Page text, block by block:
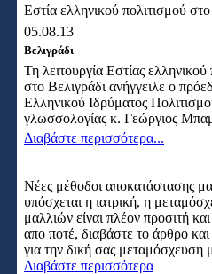
Εστία ελληνικού πολιτισμού
05.08.13
Βελιγράδι
Τη λειτουργία Εστίας ελληνικού
στο Βελιγράδι ανήγγειλε ο
Ελληνικού Ιδρύματος
γλωσσολογίας κ. Γεώργιος
Διαβάστε περισσότερα...
Νέες μέθοδοι αποκατάστασης
υπόσχεται η ιατρική, η
μαλλιών είναι πλέον προσιτή
απο ποτέ, διαβάστε το άρθρο
για την δική σας μεταμόσχευση
Διαβάστε περισσότερα